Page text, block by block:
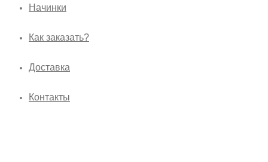
Начинки
Как заказать?
Доставка
Контакты